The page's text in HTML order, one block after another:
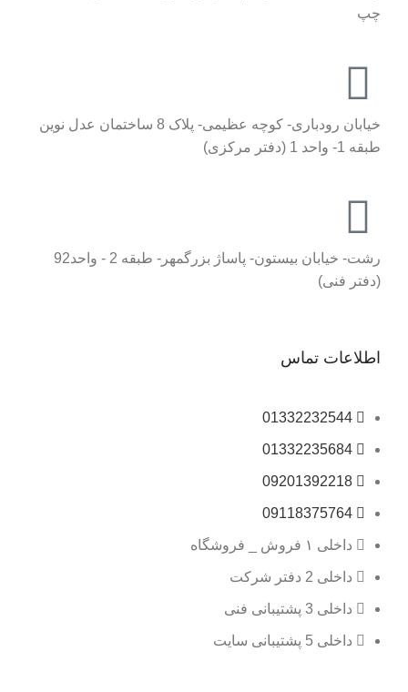
چپ
خیابان رودباری- کوچه عظیمی- پلاک 8 ساختمان عدل نوین
طبقه 1- واحد 1 (دفتر مرکزی)
رشت- خیابان بیستون- پاساژ بزرگمهر- طبقه 2 - واحد92
(دفتر فنی)
اطلاعات تماس
01332232544
01332235684
09201392218
09118375764
داخلی ۱ فروش _ فروشگاه
داخلی 2 دفتر شرکت
داخلی 3 پشتیبانی فنی
داخلی 5 پشتیبانی سایت